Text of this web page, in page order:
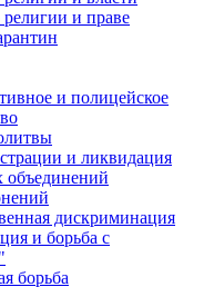
и праве
и полицейское
и ликвидация
объединений
дискриминация
и борьба с
борьба